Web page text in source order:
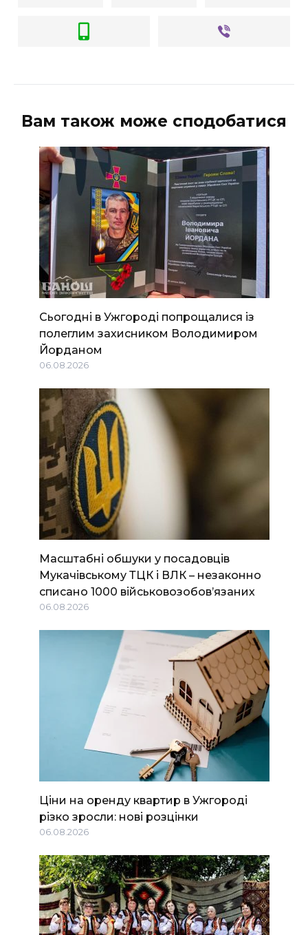
Вам також може сподобатися
Сьогодні в Ужгороді попрощалися із
полеглим захисником Володимиром
Йорданом
06.08.2026
Масштабні обшуки у посадовців
Мукачівському ТЦК і ВЛК – незаконно
списано 1000 військовозобов’язаних
06.08.2026
Ціни на оренду квартир в Ужгороді
різко зросли: нові розцінки
06.08.2026